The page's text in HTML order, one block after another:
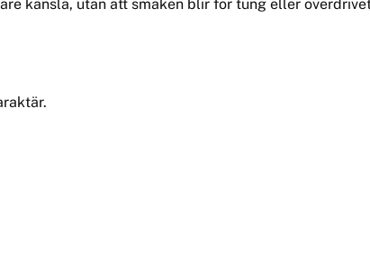
känsla, utan att smaken blir för tung eller